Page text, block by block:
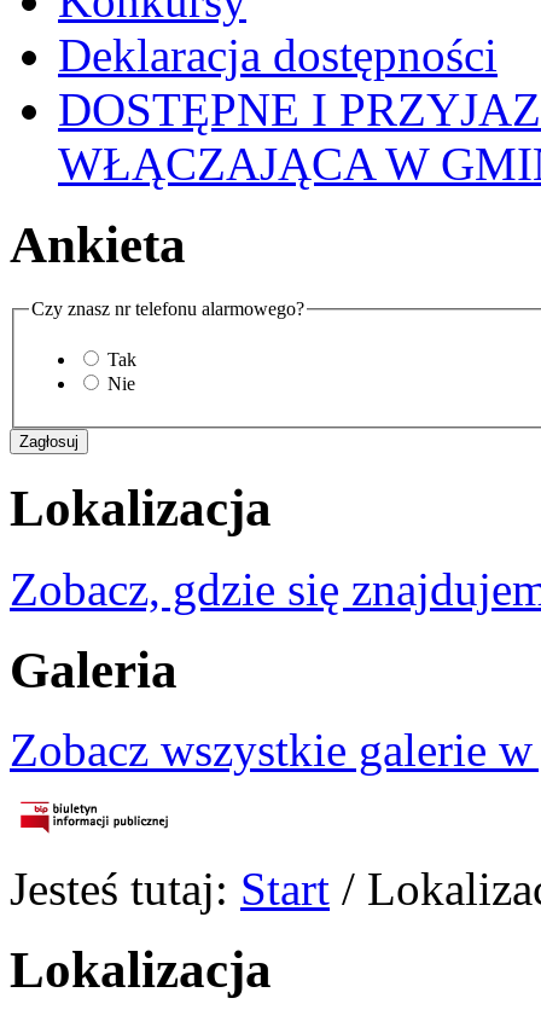
Deklaracja dostępności
DOSTĘPNE I
WŁĄCZAJĄCA W
Ankieta
Czy znasz nr telefonu alarmowego?
Tak
Nie
Lokalizacja
Zobacz, gdzie się
Galeria
Zobacz wszystkie galerie
Jesteś tutaj: Start /
Lokalizacja